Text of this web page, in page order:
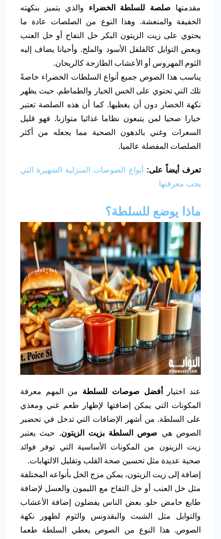
مقدمتها صلصة للسلطة الخضراء والذي يتميز بنكهته
الخفيفة والمنعشة. وهذا النوع من الصلصات عادة ما
يحتوي على زيت الزيتون البكر خل التفاح أو خل العنب
وبعض التوابل كالفلفل الأسود والملح. وأحيانا يضاف إليه
الثوم المهروس أو الأعشاب الطازجة كالريحان.
يناسب هذا الصوص جميع أنواع السلطات الخضراء خاصةً
تلك التي تحتوي على الخس الخيار والطماطم. حيث يظهر
نكهة الخضار دون أن يغطيها. كما أن هذه الصلصة تعتبر
خيارا صحيا لمن يتبعون نظاما غذائيا متوازنا. فهو قليل
السعرات وغني بالدهون الصحية مما يجعله من أكثر
الصلصات المفضلة عالميا.
تعرف أيضاً على:
أنواع الصوصات المنزلية الشهيرة التي
يجب معرفتها
ماذا يوضع للسلطة؟
عند اختيار أفضل صوصات للسلطة من المهم معرفة
المكونات التي يمكن إضافتها لإظهار طعم غني ومغذي
على السلطة. من أشهر الإضافات التي تدخل في تحضير
الصوص هي صوص السلطة بزيت الزيتون. حيث يعتبر
زيت الزيتون من المكونات الأساسية التي توفر فوائد
صحية عديدة مثل تحسين صحة القلب وتقليل الالتهابات.
إضافة إلى زيت الزيتون، يمكن مزج الخل بأنواعه المختلفة
مثل خل العنب أو خل التفاح مع الليمون والعسل لإضافة
طابع حامض حلو. بعض الناس يفضلون إضافة الأعشاب
والتوابل مثل الشبت والبقدونس والثوم لظهور نكهة
الصوص. هذا النوع من الصوص يعطي السلطة طعما